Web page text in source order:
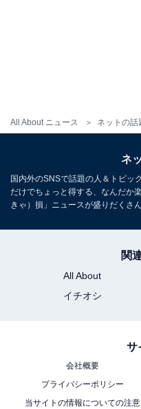
All About ニュース ネットの話
ネ
国内外のSNSで話題の人＆トピッ
だけでちょっと得する、なんだか
きゃ）損」ニュースが盛りだくさん
関
All About
イチオシ
サ
会社概要
プライバシーポリシー
当サイトの情報についての注意